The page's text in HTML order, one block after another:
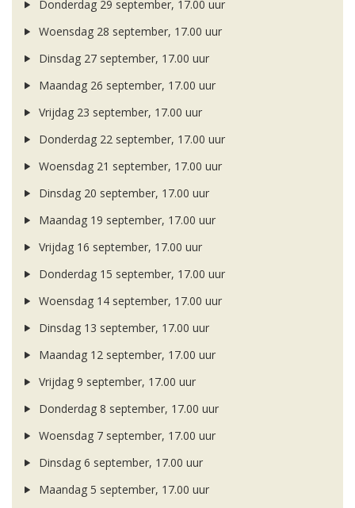
Donderdag 29 september, 17.00 uur
Woensdag 28 september, 17.00 uur
Dinsdag 27 september, 17.00 uur
Maandag 26 september, 17.00 uur
Vrijdag 23 september, 17.00 uur
Donderdag 22 september, 17.00 uur
Woensdag 21 september, 17.00 uur
Dinsdag 20 september, 17.00 uur
Maandag 19 september, 17.00 uur
Vrijdag 16 september, 17.00 uur
Donderdag 15 september, 17.00 uur
Woensdag 14 september, 17.00 uur
Dinsdag 13 september, 17.00 uur
Maandag 12 september, 17.00 uur
Vrijdag 9 september, 17.00 uur
Donderdag 8 september, 17.00 uur
Woensdag 7 september, 17.00 uur
Dinsdag 6 september, 17.00 uur
Maandag 5 september, 17.00 uur